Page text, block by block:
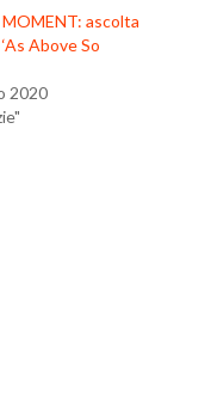
ascolta
Above So
2020